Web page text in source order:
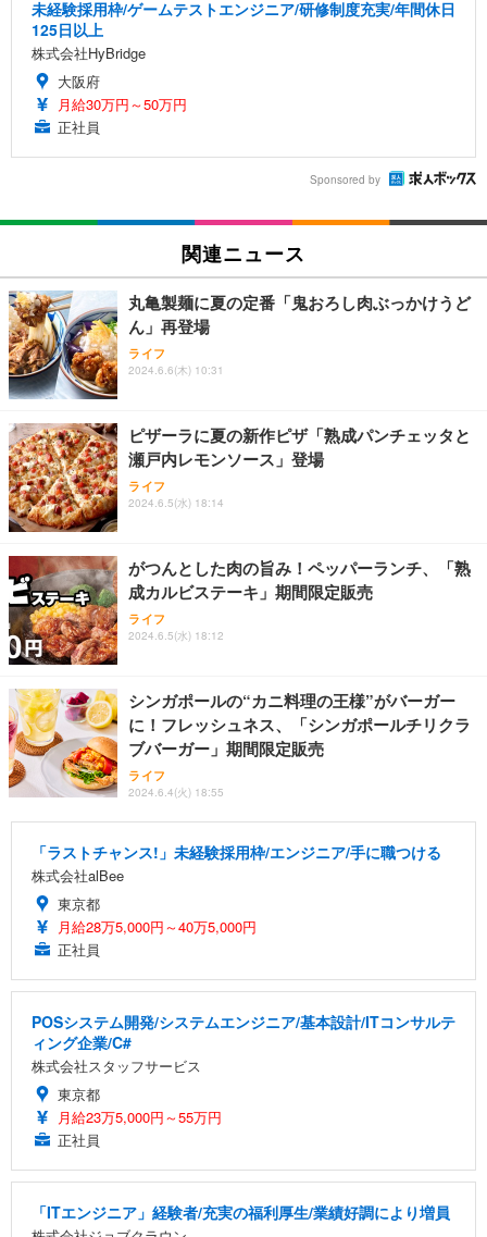
未経験採用枠/ゲームテストエンジニア/研修制度充実/年間休日
125日以上
株式会社HyBridge
大阪府
月給30万円～50万円
正社員
Sponsored by
関連ニュース
丸亀製麺に夏の定番「鬼おろし肉ぶっかけうど
ん」再登場
ライフ
2024.6.6(木) 10:31
ピザーラに夏の新作ピザ「熟成パンチェッタと
瀬戸内レモンソース」登場
ライフ
2024.6.5(水) 18:14
がつんとした肉の旨み！ペッパーランチ、「熟
成カルビステーキ」期間限定販売
ライフ
2024.6.5(水) 18:12
シンガポールの“カニ料理の王様”がバーガー
に！フレッシュネス、「シンガポールチリクラ
ブバーガー」期間限定販売
ライフ
2024.6.4(火) 18:55
「ラストチャンス!」未経験採用枠/エンジニア/手に職つける
株式会社alBee
東京都
月給28万5,000円～40万5,000円
正社員
POSシステム開発/システムエンジニア/基本設計/ITコンサルテ
ィング企業/C#
株式会社スタッフサービス
東京都
月給23万5,000円～55万円
正社員
「ITエンジニア」経験者/充実の福利厚生/業績好調により増員